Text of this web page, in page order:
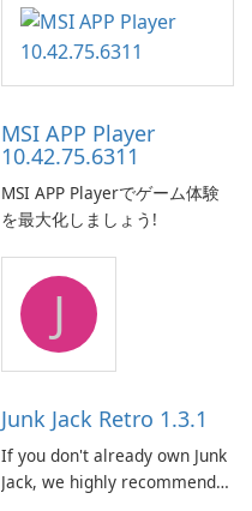
MSI APP Player
10.42.75.6311
MSI APP Playerでゲーム体験
を最大化しましょう!
J
Junk Jack Retro 1.3.1
If you don't already own Junk
Jack, we highly recommend